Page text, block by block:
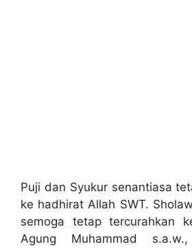
Puji dan Syukur senantiasa
ke hadhirat Allah SWT.
semoga tetap tercurahkan
Agung Muhammad